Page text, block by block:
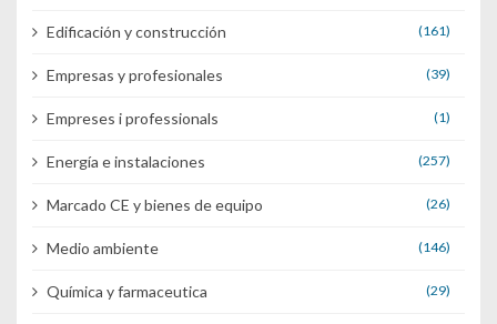
Edificación y construcción (161)
Empresas y profesionales (39)
Empreses i professionals (1)
Energía e instalaciones (257)
Marcado CE y bienes de equipo (26)
Medio ambiente (146)
Química y farmaceutica (29)